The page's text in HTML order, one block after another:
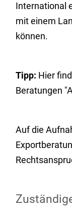
International
mit einem
können.
Tipp: Hier
Beratungen
Auf die